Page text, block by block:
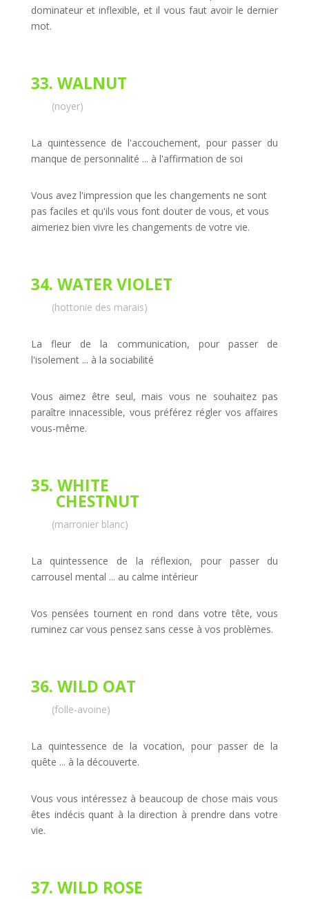
dominateur et inflexible, et il vous faut avoir le dernier
mot.
33. WALNUT
(noyer)
La quintessence de l'accouchement, pour passer du
manque de personnalité ... à l'affirmation de soi
Vous avez l'impression que les changements ne sont
pas faciles et qu'ils vous font douter de vous, et vous
aimeriez bien vivre les changements de votre vie.
34. WATER VIOLET
(hottonie des marais)
La fleur de la communication, pour passer de
l'isolement ... à la sociabilité
Vous aimez être seul, mais vous ne souhaitez pas
paraître innacessible, vous préférez régler vos affaires
vous-même.
35. WHITE
CHESTNUT
(marronier blanc)
La quintessence de la réflexion, pour passer du
carrousel mental ... au calme intérieur
Vos pensées tournent en rond dans votre tête, vous
ruminez car vous pensez sans cesse à vos problèmes.
36. WILD OAT
(folle-avoine)
La quintessence de la vocation, pour passer de la
quête ... à la découverte.
Vous vous intéressez à beaucoup de chose mais vous
êtes indécis quant à la direction à prendre dans votre
vie.
37. WILD ROSE